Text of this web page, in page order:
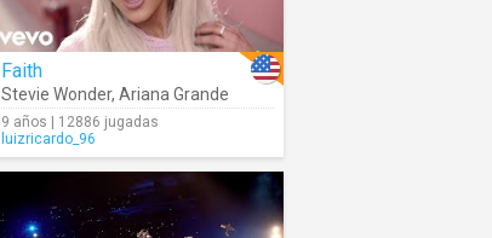
Faith
Stevie Wonder, Ariana Grande
9 años | 12886 jugadas
luizricardo_96